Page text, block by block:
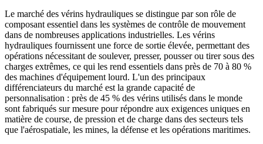
Le marché des vérins hydrauliques se distingue par son rôle de
composant essentiel dans les systèmes de contrôle de mouvement
dans de nombreuses applications industrielles. Les vérins
hydrauliques fournissent une force de sortie élevée, permettant des
opérations nécessitant de soulever, presser, pousser ou tirer sous des
charges extrêmes, ce qui les rend essentiels dans près de 70 à 80 %
des machines d'équipement lourd. L'un des principaux
différenciateurs du marché est la grande capacité de
personnalisation : près de 45 % des vérins utilisés dans le monde
sont fabriqués sur mesure pour répondre aux exigences uniques en
matière de course, de pression et de charge dans des secteurs tels
que l'aérospatiale, les mines, la défense et les opérations maritimes.